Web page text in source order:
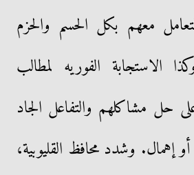
معهم بكل الحسم والحزم
الاستجابة الفوريه لمطالب
حل مشاكلهم والتفاعل الجاد
إهمال. وشدد محافظ القليوبية،